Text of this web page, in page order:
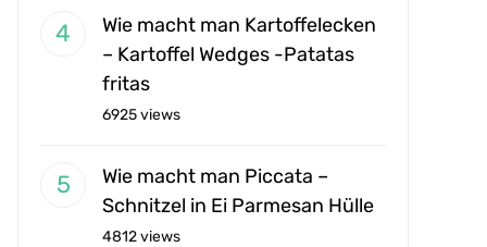
Wie macht man Kartoffelecken
– Kartoffel Wedges -Patatas
fritas
6925 views
Wie macht man Piccata –
Schnitzel in Ei Parmesan Hülle
4812 views